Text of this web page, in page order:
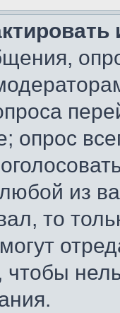
опрос
из
то
чтобы